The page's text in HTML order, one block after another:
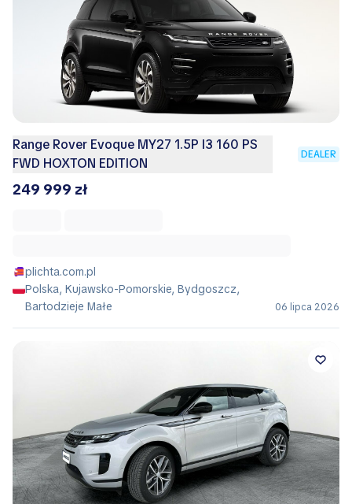
Range Rover Evoque MY27 1.5P I3 160 PS
FWD HOXTON EDITION
DEALER
249 999 zł
plichta.com.pl
Polska, Kujawsko-Pomorskie, Bydgoszcz,
Bartodzieje Małe
06 lipca 2026